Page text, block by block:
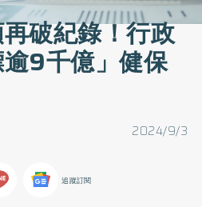
破紀錄！行政
9千億」健保
2024/9/3
追蹤訂閱